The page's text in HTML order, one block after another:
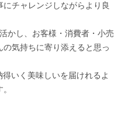
チャレンジしながらより良
かし、お客様・消費者・小売
気持ちに寄り添えると思っ
いく美味しいを届けれるよ